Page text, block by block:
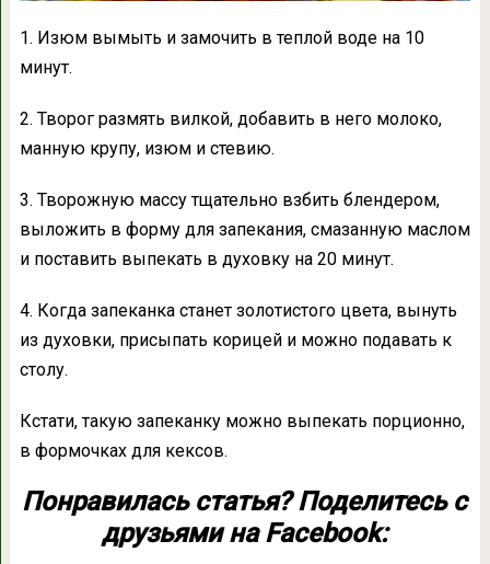
1. Изюм вымыть и замочить в теплой воде на 10
минут.
2. Творог размять вилкой, добавить в него молоко,
манную крупу, изюм и стевию.
3. Творожную массу тщательно взбить блендером,
выложить в форму для запекания, смазанную маслом
и поставить выпекать в духовку на 20 минут.
4. Когда запеканка станет золотистого цвета, вынуть
из духовки, присыпать корицей и можно подавать к
столу.
Кстати, такую запеканку можно выпекать порционно,
в формочках для кексов.
Понравилась статья? Поделитесь с
друзьями на Facebook: